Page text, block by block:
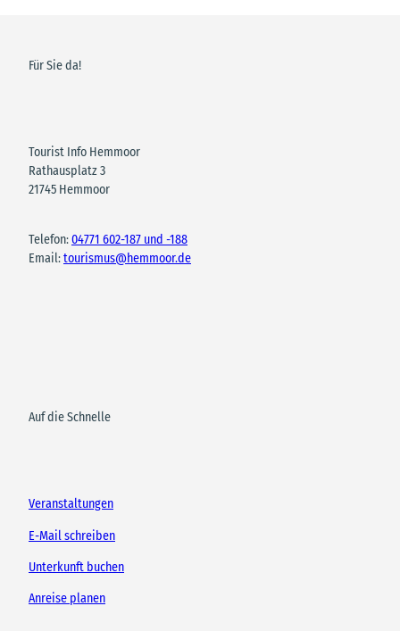
Für Sie da!
Tourist Info Hemmoor
Rathausplatz 3
21745 Hemmoor
Telefon:04771 602-187 und -188
Email:tourismus@hemmoor.de
Auf die Schnelle
Veranstaltungen
E-Mail schreiben
Unterkunft buchen
Anreise planen